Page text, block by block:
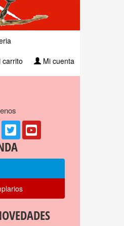
carrito
Mi cuenta